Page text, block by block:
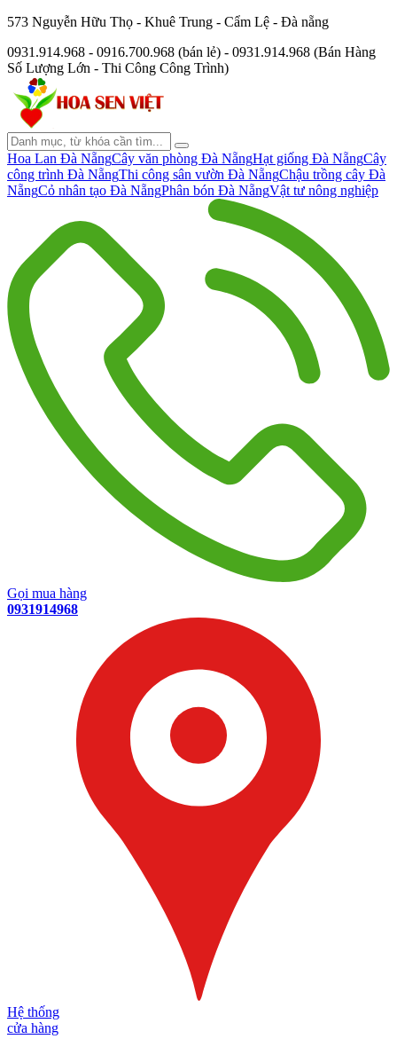
573 Nguyễn Hữu Thọ - Khuê Trung - Cẩm Lệ - Đà nẵng
0931.914.968 - 0916.700.968 (bán lẻ) - 0931.914.968 (Bán Hàng
Số Lượng Lớn - Thi Công Công Trình)
Hoa Lan Đà NẵngCây văn phòng Đà NẵngHạt giống Đà NẵngCây
công trình Đà NẵngThi công sân vườn Đà NẵngChậu trồng cây Đà
NẵngCỏ nhân tạo Đà NẵngPhân bón Đà NẵngVật tư nông nghiệp
Gọi mua hàng
0931914968
Hệ thống
cửa hàng